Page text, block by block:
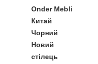
Onder Mebli
Китай
Чорний
Новий
стілець